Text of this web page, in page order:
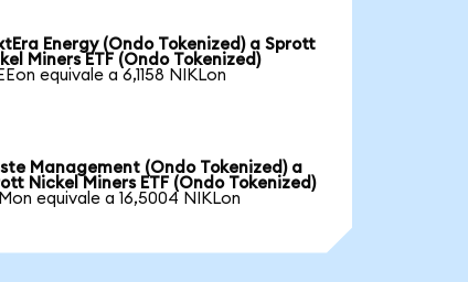
Energy (Ondo Tokenized) a Sprott
Miners ETF (Ondo Tokenized)
equivale a 6,1158 NIKLon
Management (Ondo Tokenized) a
Nickel Miners ETF (Ondo Tokenized)
equivale a 16,5004 NIKLon